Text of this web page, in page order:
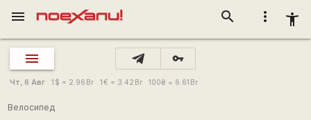
more_vert accessibility_new
search
menu
vpn_key
Чт, 6 Авг 1 $ = 2.96 Br 1€ = 3.42 Br 100₴ = 6.61 Br
Велосипед